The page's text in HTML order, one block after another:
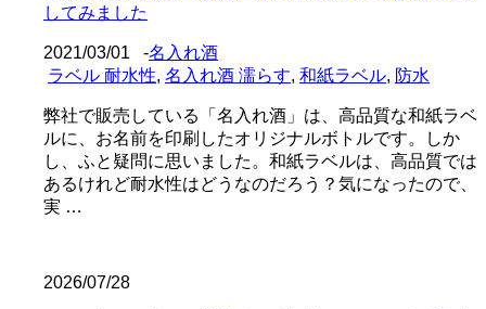
してみました
2021/03/01 -名入れ酒
ラベル 耐水性, 名入れ酒 濡らす, 和紙ラベル, 防水
弊社で販売している「名入れ酒」は、高品質な和紙ラベ
ルに、お名前を印刷したオリジナルボトルです。しか
し、ふと疑問に思いました。和紙ラベルは、高品質では
あるけれど耐水性はどうなのだろう？気になったので、
実 …
2026/07/28